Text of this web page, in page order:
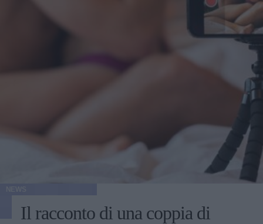
Il racconto di una coppia di